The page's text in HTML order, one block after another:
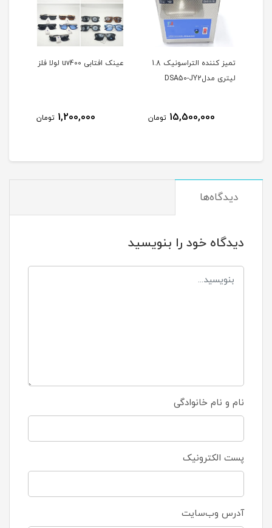
تمیز کننده التراسونیک 1.8
لیتری مدلDSA50-JY2
15,500,000 تومان
عینک افتابی uv400 لولا فلز
1,200,000 تومان
دیدگاه‌ها
دیدگاه خود را بنویسید
نام و نام خانوادگی
پست الکترونیک
آدرس وب‌سایت